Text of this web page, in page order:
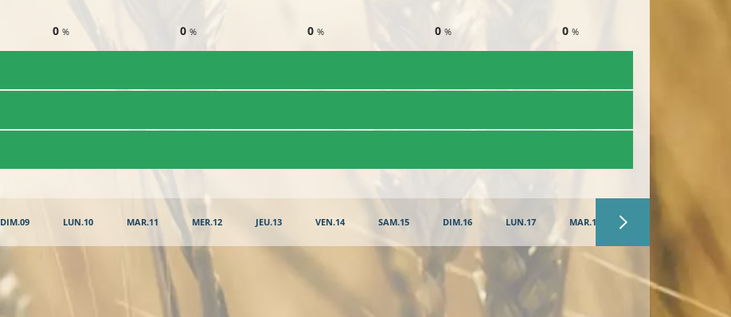
0% 0% 0% 0% 0%
DIM.09 LUN.10 MAR.11 MER.12 JEU.13 VEN.14 SAM.15 DIM.16 LUN.17 MAR.18